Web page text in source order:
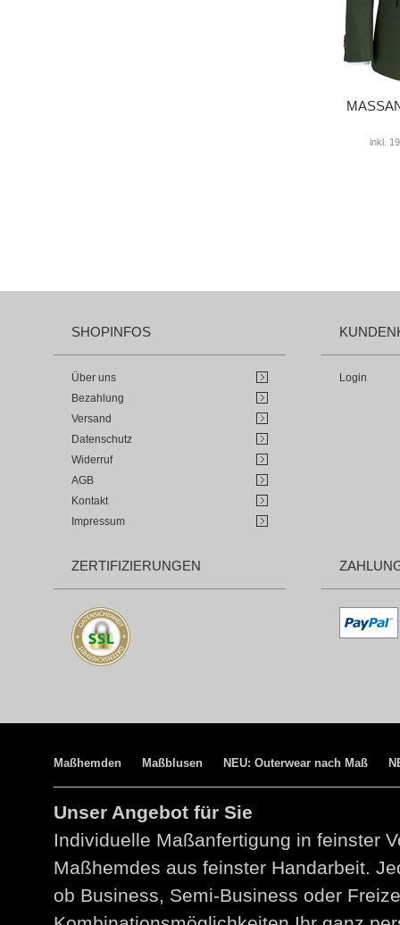
inkl.
SHOPINFOS
Über uns
Bezahlung
Versand
Datenschutz
Widerruf
AGB
Kontakt
Impressum
Login
ZERTIFIZIERUNGEN
Maßhemden Maßblusen NEU: Outerwear nach Maß
Unser Angebot für Sie
Individuelle Maßanfertigung in feinster
Maßhemdes aus feinster Handarbeit.
ob Business, Semi-Business oder